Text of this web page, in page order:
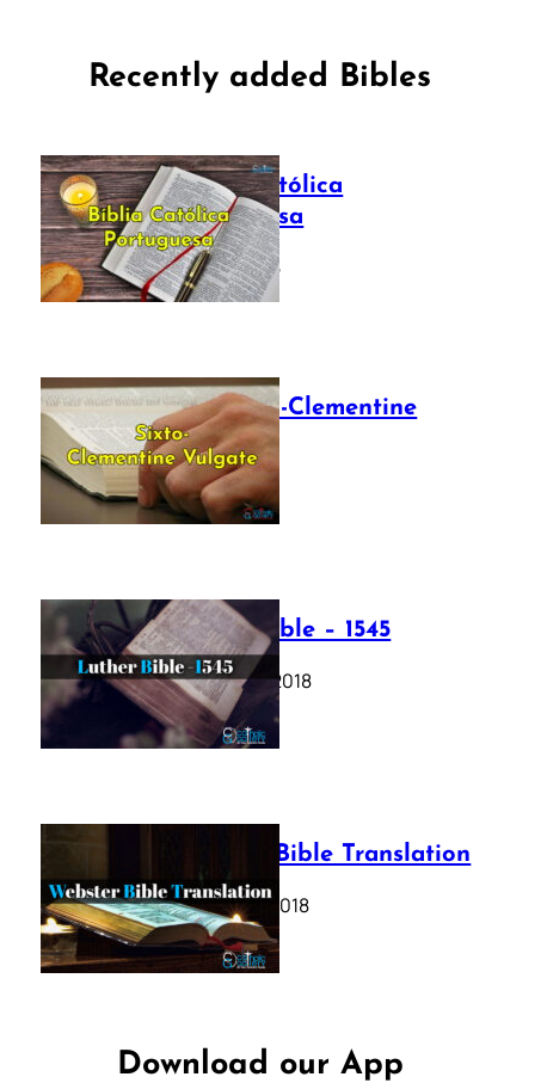
Recently added Bibles
Bíblia Católica
Portuguesa
July 16, 2025
The Sixto-Clementine
Vulgate
July 12, 2025
Luther Bible – 1545
October 17, 2018
Webster Bible Translation
October 11, 2018
Download our App